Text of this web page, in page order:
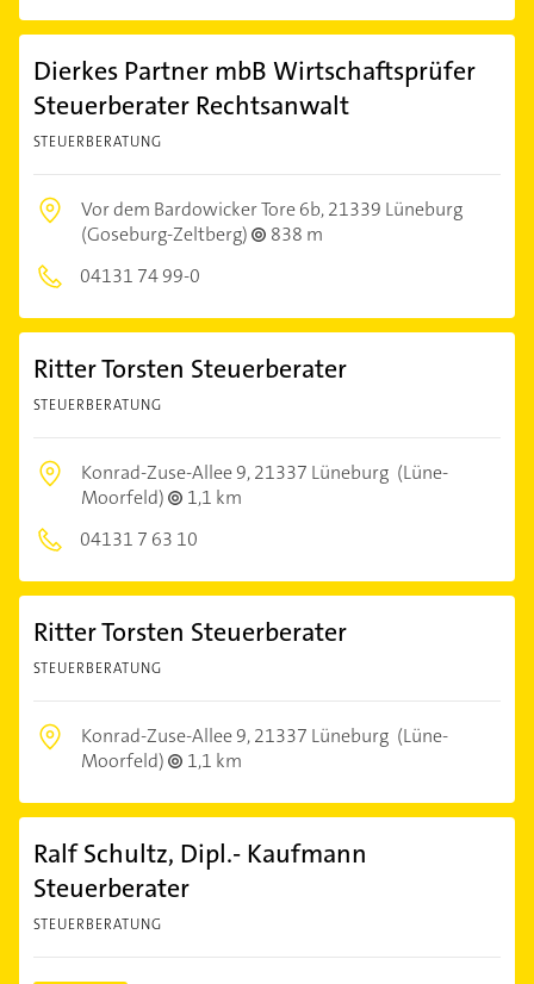
Dierkes Partner mbB Wirtschaftsprüfer
Steuerberater Rechtsanwalt
STEUERBERATUNG
Vor dem Bardowicker Tore 6b,21339 Lüneburg
(Goseburg-Zeltberg)
838 m
04131 74 99-0
Ritter Torsten Steuerberater
STEUERBERATUNG
Konrad-Zuse-Allee 9,21337 Lüneburg (Lüne-
Moorfeld)
1,1 km
04131 7 63 10
Ritter Torsten Steuerberater
STEUERBERATUNG
Konrad-Zuse-Allee 9,21337 Lüneburg (Lüne-
Moorfeld)
1,1 km
Ralf Schultz, Dipl.- Kaufmann
Steuerberater
STEUERBERATUNG